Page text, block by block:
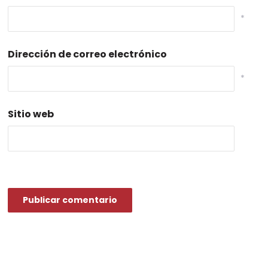
*
Dirección de correo electrónico
*
Sitio web